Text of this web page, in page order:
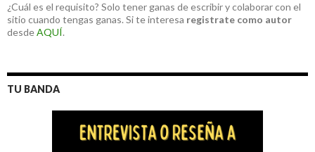
¿Cuál es el requisito? Solo tener ganas de escribir y colaborar con el
sitio cuando tengas ganas. Si te interesa registrate como autor
desdeAQUÍ.
TU BANDA